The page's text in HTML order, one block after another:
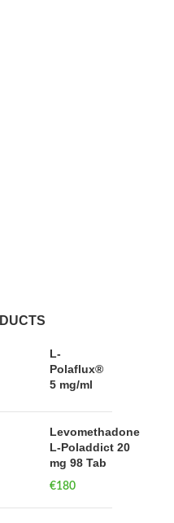
L-
Polaflux®
5 mg/ml
Levomethadone
L-Poladdict 20
mg 98 Tab
€180